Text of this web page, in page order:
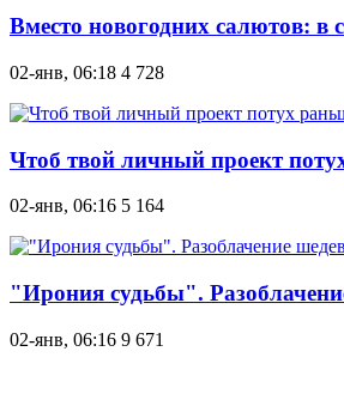
Вместо новогодних салютов: в
02-янв, 06:18 4 728
Чтоб твой личный проект
02-янв, 06:16 5 164
"Ирония судьбы".
02-янв, 06:16 9 671